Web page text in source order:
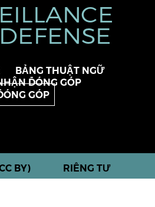
BẢNG THUẬT NGỮ
ĐÓNG GÓP
GÓP
BY) RIÊNG TƯ